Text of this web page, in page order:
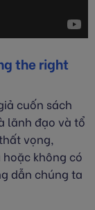
the right
cuốn sách
lãnh đạo và tổ
vọng,
không có
dẫn chúng ta